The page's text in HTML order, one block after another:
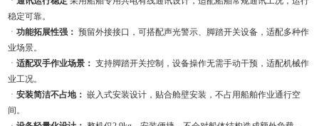
稳定可靠。
ㆍ功能拓展性强： 预留外接接口，可搭配声光警示、脚踏开关设备，适配多种作
业场景。
ㆍ适配双手作业场景： 支持脚踏开关控制，设备操作无需手动干预，适配机械作
业工况。
ㆍ安装简洁不占地： 嵌入式安装设计，贴合舱壁安装，不占用船舶作业通行空
间。